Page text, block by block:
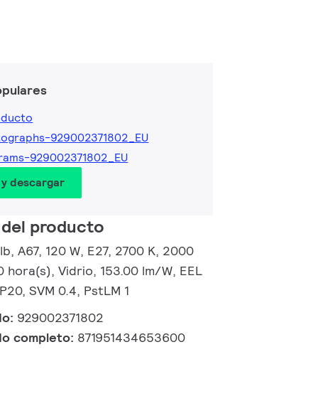
929002371802_EU
929002371802_EU
descargar
producto
A67, 120 W, E27, 2700 K, 2000
hora(s), Vidrio, 153.00 lm/W, EEL
SVM 0.4, PstLM 1
929002371802
completo: 871951434653600